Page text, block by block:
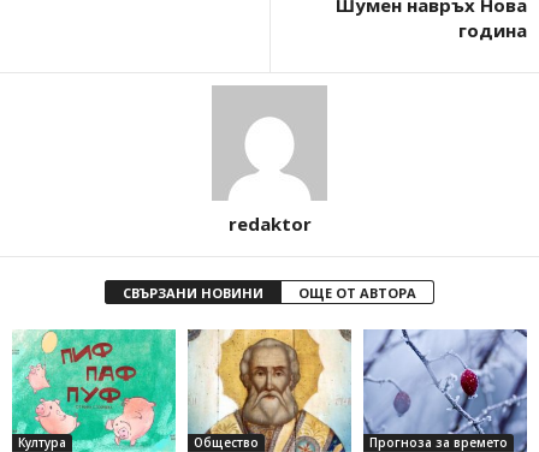
Шумен навръх Нова
година
redaktor
СВЪРЗАНИ НОВИНИ ОЩЕ ОТ АВТОРА
Култура Общество Прогноза за времето